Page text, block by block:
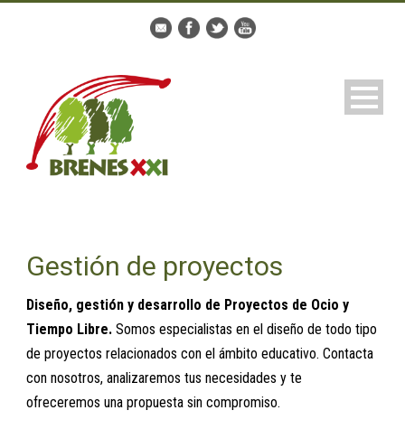
Gestión de proyectos
Diseño, gestión y desarrollo de Proyectos de Ocio y
Tiempo Libre. Somos especialistas en el diseño de todo tipo
de proyectos relacionados con el ámbito educativo. Contacta
con nosotros, analizaremos tus necesidades y te
ofreceremos una propuesta sin compromiso.